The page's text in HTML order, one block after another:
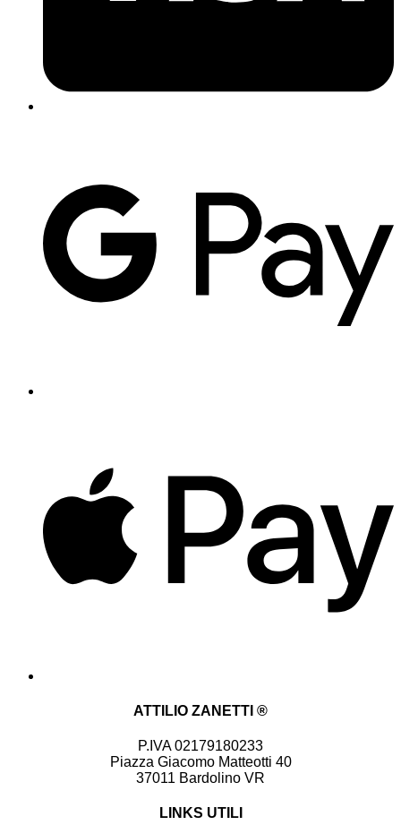
ATTILIO ZANETTI ®
P.IVA 02179180233
Piazza Giacomo Matteotti 40
37011 Bardolino VR
LINKS UTILI